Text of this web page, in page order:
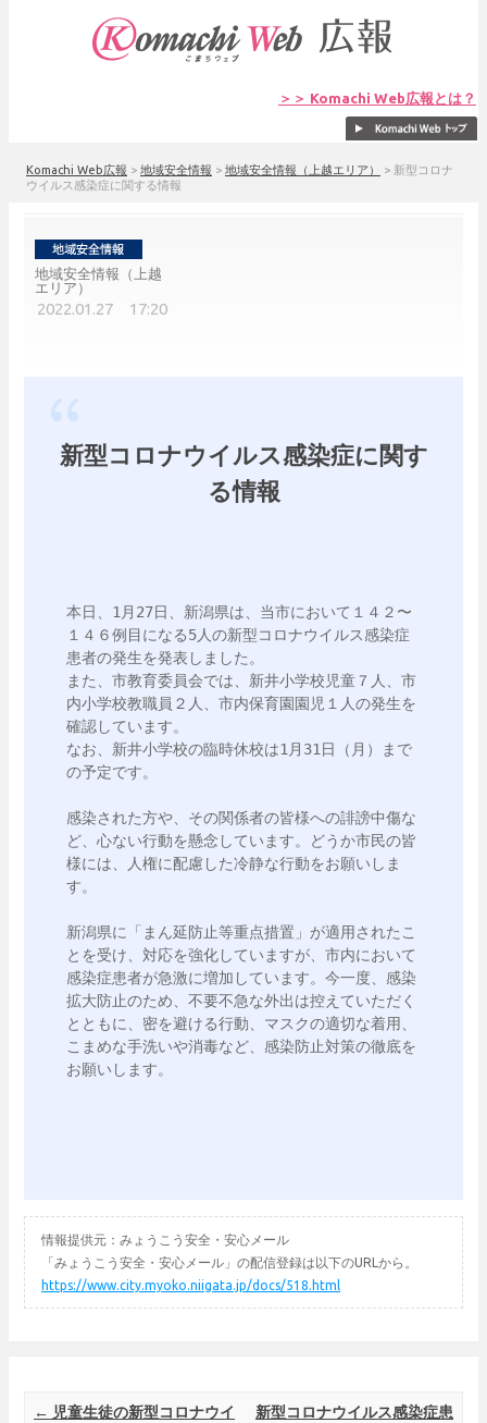
＞＞ Komachi Web広報とは？
Komachi Web広報 > 地域安全情報 > 地域安全情報（上越エリア） > 新型コロナ
ウイルス感染症に関する情報
地域安全情報（上越
エリア）
2022.01.27 17:20
新型コロナウイルス感染症に関す
る情報
本日、1月27日、新潟県は、当市において１４２〜
１４６例目になる5人の新型コロナウイルス感染症
患者の発生を発表しました。
また、市教育委員会では、新井小学校児童７人、市
内小学校教職員２人、市内保育園園児１人の発生を
確認しています。
なお、新井小学校の臨時休校は1月31日（月）まで
の予定です。
感染された方や、その関係者の皆様への誹謗中傷な
ど、心ない行動を懸念しています。どうか市民の皆
様には、人権に配慮した冷静な行動をお願いしま
す。
新潟県に「まん延防止等重点措置」が適用されたこ
とを受け、対応を強化していますが、市内において
感染症患者が急激に増加しています。今一度、感染
拡大防止のため、不要不急な外出は控えていただく
とともに、密を避ける行動、マスクの適切な着用、
こまめな手洗いや消毒など、感染防止対策の徹底を
情報提供元：みょうこう安全・安心メール
「みょうこう安全・安心メール」の配信登録は以下のURLから。
https://www.city.myoko.niigata.jp/docs/518.html
Post navigation
← 児童生徒の新型コロナウイ
新型コロナウイルス感染症患